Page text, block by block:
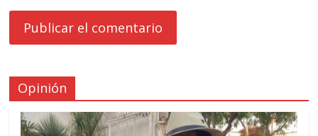
Opinión